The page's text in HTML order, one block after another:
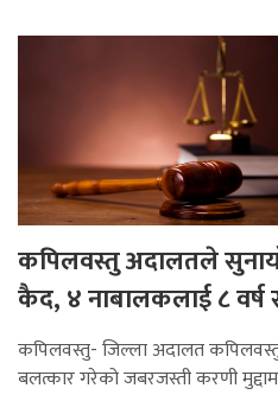
कपिलवस्तु अदालतले
कैद, ४ नाबालकलाई ८ वर्ष
कपिलवस्तु- जिल्ला अदालत
बलत्कार गरेको जबरजस्ती करणी